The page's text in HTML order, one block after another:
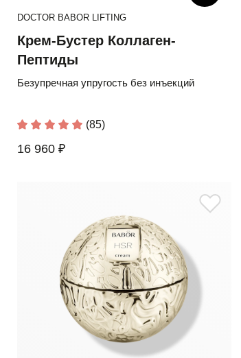
DOCTOR BABOR LIFTING
Крем-Бустер Коллаген-
Пептиды
Безупречная упругость без инъекций
(85)
16 960 ₽